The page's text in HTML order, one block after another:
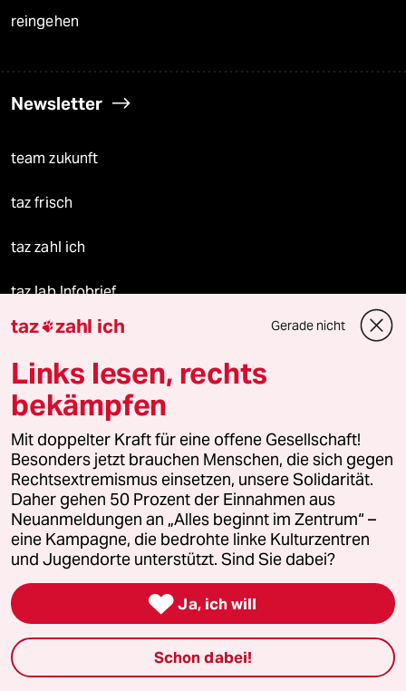
reingehen
Newsletter
team zukunft
taz frisch
taz zahl ich
taz lab Infobrief
Veranstaltungen
Demnächst
Vor Ort
Live im Stream
Vergangene
taz lab 2027
taz zahl ich Gerade nicht
Links lesen, rechts
bekämpfen
Mit doppelter Kraft für eine offene Gesellschaft!
Besonders jetzt brauchen Menschen, die sich gegen
Rechtsextremismus einsetzen, unsere Solidarität.
Daher gehen 50 Prozent der Einnahmen aus
Neuanmeldungen an „Alles beginnt im Zentrum“ –
eine Kampagne, die bedrohte linke Kulturzentren
und Jugendorte unterstützt. Sind Sie dabei?
 Ja, ich will
Schon dabei!